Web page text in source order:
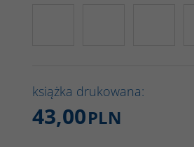
książka drukowana:
43,00PLN